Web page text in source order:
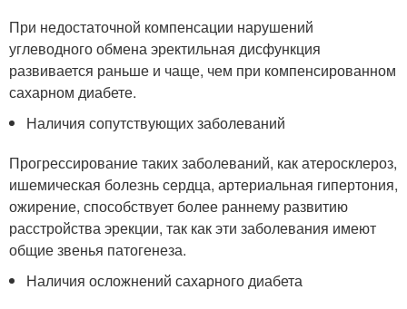
При недостаточной компенсации нарушений
углеводного обмена эректильная дисфункция
развивается раньше и чаще, чем при компенсированном
сахарном диабете.
Наличия сопутствующих заболеваний
Прогрессирование таких заболеваний, как атеросклероз,
ишемическая болезнь сердца, артериальная гипертония,
ожирение, способствует более раннему развитию
расстройства эрекции, так как эти заболевания имеют
общие звенья патогенеза.
Наличия осложнений сахарного диабета